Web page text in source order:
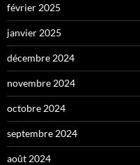
février 2025
janvier 2025
décembre 2024
novembre 2024
octobre 2024
septembre 2024
août 2024